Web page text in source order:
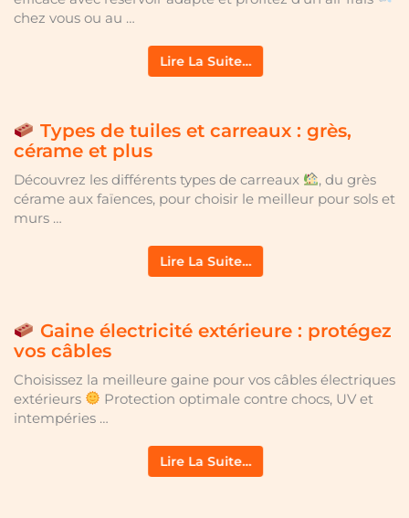
chez vous ou au …
Lire La Suite…
Types de tuiles et carreaux : grès,
cérame et plus
Découvrez les différents types de carreaux
, du grès
cérame aux faïences, pour choisir le meilleur pour sols et
murs …
Lire La Suite…
Gaine électricité extérieure : protégez
vos câbles
Choisissez la meilleure gaine pour vos câbles électriques
extérieurs
Protection optimale contre chocs, UV et
intempéries …
Lire La Suite…